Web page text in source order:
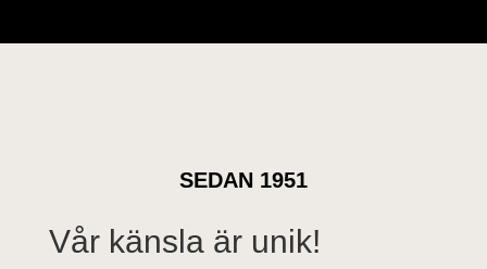
SEDAN 1951
Vår känsla är unik!